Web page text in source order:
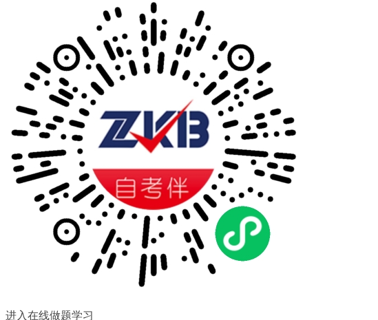
扫一扫关注微信公众号
随时获取自考信息以及各类学
习资料、学习方法、教程。
进入在线做题学习